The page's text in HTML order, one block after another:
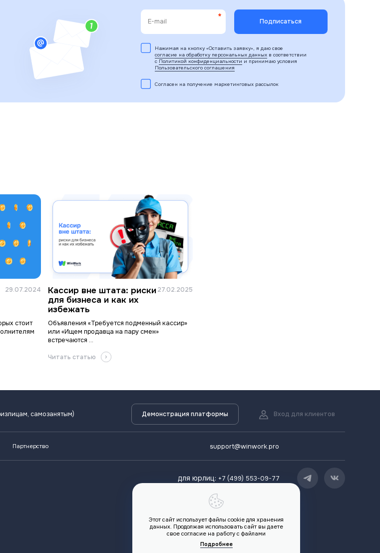
Нажимая на кнопку «Оставить заявку», я даю свое
согласие на обработку персональных данныхв соответствии
с Политикой конфиденциальности и принимаю условия
Пользовательского соглашения
Согласен на получение маркетинговых рассылок
29.07.2024
стоит
Кассир вне штата: риски
для бизнеса и как их
избежать
27.02.2025
Объявления «Требуется подменный кассир»
или «Ищем продавца на пару смен»
встречаются ...
Читать статью
самозанятым) Демонстрация платформы Вход для клиентов
Партнерство support@winwork.pro
для юрлиц: +7 (499) 553-09-77
Этот сайт использует файлы cookie для хранения
данных. Продолжая использовать сайт вы даете
свое согласие на работу с файлами
Подробнее